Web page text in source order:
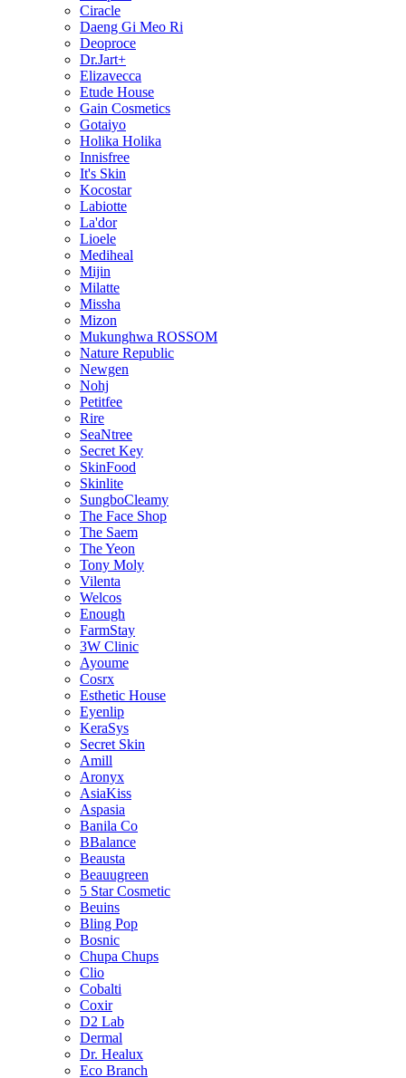
Ciracle
Daeng Gi Meo Ri
Deoproce
Dr.Jart+
Elizavecca
Etude House
Gain Cosmetics
Gotaiyo
Holika Holika
Innisfree
It's Skin
Kocostar
Labiotte
La'dor
Lioele
Mediheal
Mijin
Milatte
Missha
Mizon
Mukunghwa ROSSOM
Nature Republic
Newgen
Nohj
Petitfee
Rire
SeaNtree
Secret Key
SkinFood
Skinlite
SungboCleamy
The Face Shop
The Saem
The Yeon
Tony Moly
Vilenta
Welcos
Enough
FarmStay
3W Clinic
Ayoume
Cosrx
Esthetic House
Eyenlip
KeraSys
Secret Skin
Amill
Aronyx
AsiaKiss
Aspasia
Banila Co
BBalance
Beausta
Beauugreen
5 Star Cosmetic
Beuins
Bling Pop
Bosnic
Chupa Chups
Clio
Cobalti
Coxir
D2 Lab
Dermal
Dr. Healux
Eco Branch